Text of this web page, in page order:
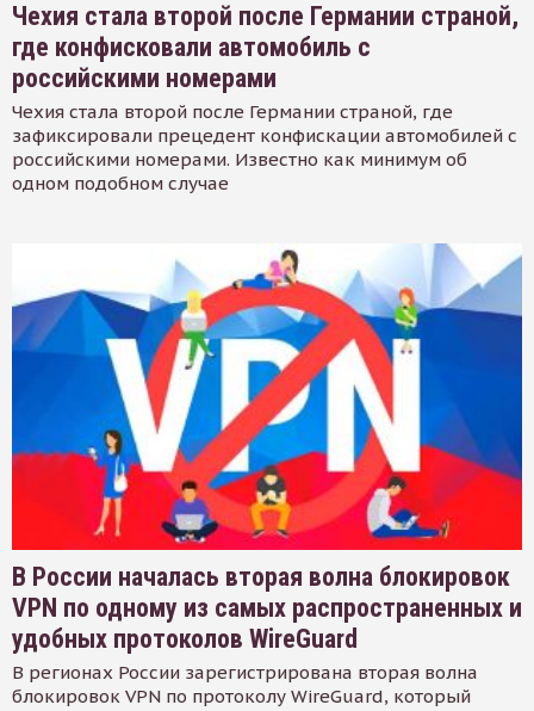
Чехия стала второй после Германии страной,
где конфисковали автомобиль с
российскими номерами
Чехия стала второй после Германии страной, где
зафиксировали прецедент конфискации автомобилей с
российскими номерами. Известно как минимум об
одном подобном случае
В России началась вторая волна блокировок
VPN по одному из самых распространенных и
удобных протоколов WireGuard
В регионах России зарегистрирована вторая волна
блокировок VPN по протоколу WireGuard, который